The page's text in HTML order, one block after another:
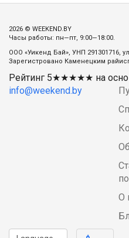
2026 © WEEKEND.BY
Часы работы: пн—пт, 9:00—18:00.
ООО «Уикенд Бай», УНП 291301716,
Зарегистровано Каменецким
Рейтинг 5★★★★★ на
info@weekend.by
О